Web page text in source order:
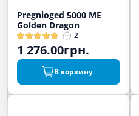
Pregnioged 5000 МЕ
Golden Dragon
2
1 276.00грн.
В корзину